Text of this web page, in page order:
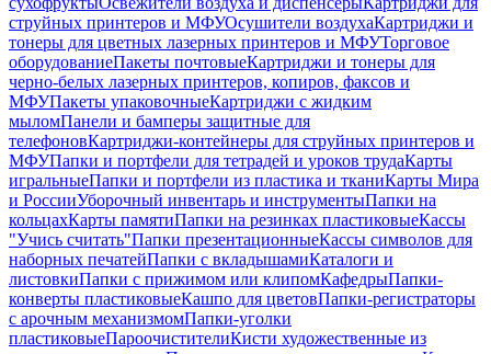
струйных принтеров и МФУОсушители воздухаКартриджи и
тонеры для цветных лазерных принтеров и МФУТорговое
оборудованиеПакеты почтовыеКартриджи и тонеры для
черно-белых лазерных принтеров, копиров, факсов и
МФУПакеты упаковочныеКартриджи с жидким
мыломПанели и бамперы защитные для
телефоновКартриджи-контейнеры для струйных принтеров и
МФУПапки и портфели для тетрадей и уроков трудаКарты
игральныеПапки и портфели из пластика и тканиКарты Мира
и РоссииУборочный инвентарь и инструментыПапки на
кольцахКарты памятиПапки на резинках пластиковыеКассы
"Учись считать"Папки презентационныеКассы символов для
наборных печатейПапки с вкладышамиКаталоги и
листовкиПапки с прижимом или клипомКафедрыПапки-
конверты пластиковыеКашпо для цветовПапки-регистраторы
с арочным механизмомПапки-уголки
пластиковыеПароочистителиКисти художественные из